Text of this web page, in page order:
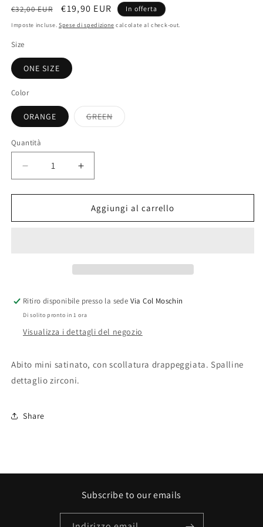
Prezzo
di
€32,00 EUR
Prezzo
scontato
€19,90 EUR In offerta
Imposte incluse. Spese di spedizione calcolate al check-out.
Size
ONE SIZE
Color
ORANGE GREENVariante
esaurita
Quantità
Diminuisci
quantità
per
&quot;ARIA&quot;
Dress
Aumenta
quantità
per
&quot;ARIA&quot;
Dress
Aggiungi al carrello
Ritiro disponibile presso la sede Via Col Moschin
Di solito pronto in 1 ora
Visualizza i dettagli del negozio
Abito mini satinato, con scollatura drappeggiata. Spalline
dettaglio zirconi.
Share
Subscribe to our emails